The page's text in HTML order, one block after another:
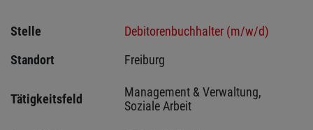
Stelle
Debitorenbuchhalter (m/w/d)
Standort
Freiburg
Tätigkeitsfeld
Management & Verwaltung,
Soziale Arbeit